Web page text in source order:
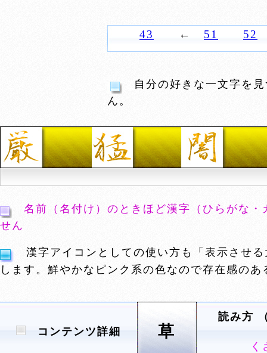
43 ← 51 52
自分の好きな一文字を見
ん。
名前（名付け）のときほど漢字（ひらがな
せん
漢字アイコンとしての使い方も「表示させ
します。鮮やかなピンク系の色なので存在感の
コンテンツ詳細 草
読み方
く